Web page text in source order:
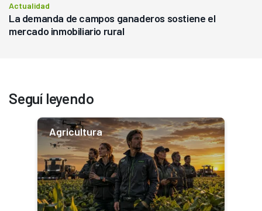
Actualidad
La demanda de campos ganaderos sostiene el
mercado inmobiliario rural
Seguí leyendo
Agricultura